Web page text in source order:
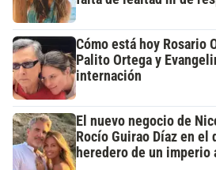
Cómo está hoy Rosario
Palito Ortega y
internación
El nuevo negocio de
Rocío Guirao Díaz en el
heredero de un